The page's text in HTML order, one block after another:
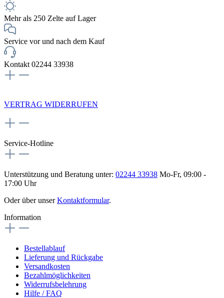
Mehr als 250 Zelte auf Lager
Service vor und nach dem Kauf
Kontakt 02244 33938
VERTRAG WIDERRUFEN
Service-Hotline
Unterstützung und Beratung unter: 02244 33938 Mo-Fr, 09:00 -
17:00 Uhr
Oder über unserKontaktformular.
Information
Bestellablauf
Lieferung und Rückgabe
Versandkosten
Bezahlmöglichkeiten
Widerrufsbelehrung
Hilfe / FAQ